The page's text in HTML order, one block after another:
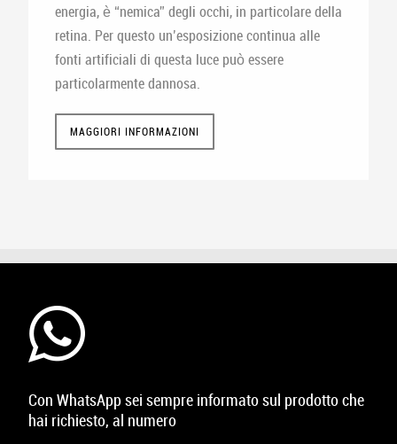
energia, è “nemica” degli occhi, in particolare della
retina. Per questo un’esposizione continua alle
fonti artificiali di questa luce può essere
particolarmente dannosa.
MAGGIORI INFORMAZIONI
Con WhatsApp sei sempre informato sul prodotto che
hai richiesto, al numero